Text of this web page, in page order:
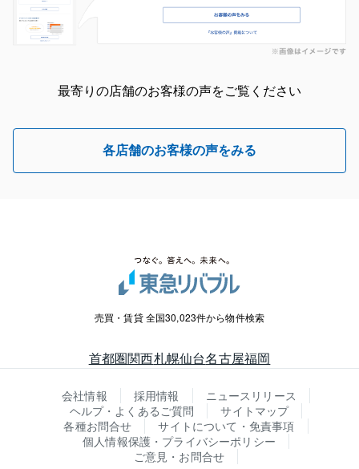
最寄りの店舗のお客様の声をご覧ください
各店舗のお客様の声をみる
売買・賃貸 全国30,023件から物件検索
首都圏関西札幌仙台名古屋福岡
会社情報 採用情報
ニュースリリース
ヘルプ・よくあるご質問
サイトマップ
各種お問合せ
サイトについて・免責事項
個人情報保護・プライバシーポリシー
ご意見・お問合せ